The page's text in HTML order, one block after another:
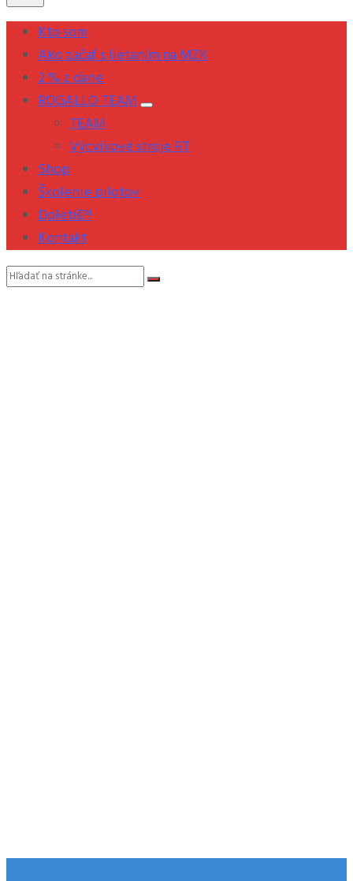
Kto som
Ako začať s lietaním na MZK
2 % z dane
ROGALLO TEAM
TEAM
Výcvikové stroje RT
Shop
Školenie pilotov
Doletíš?!
Kontakt
Vyhľadávanie: